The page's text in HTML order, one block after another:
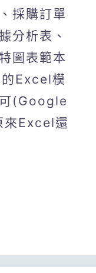
採購訂單
分析表、
圖表範本
Excel模
(Google
來Excel還